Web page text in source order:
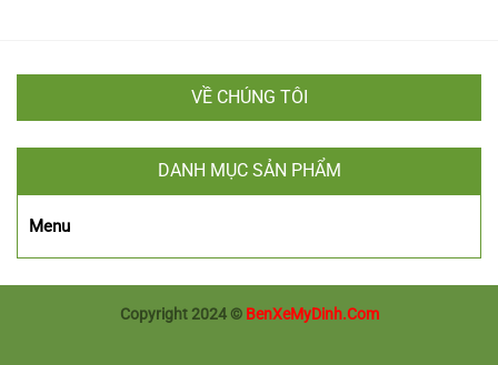
VỀ CHÚNG TÔI
DANH MỤC SẢN PHẨM
Menu
Copyright 2024 © BenXeMyDinh.Com